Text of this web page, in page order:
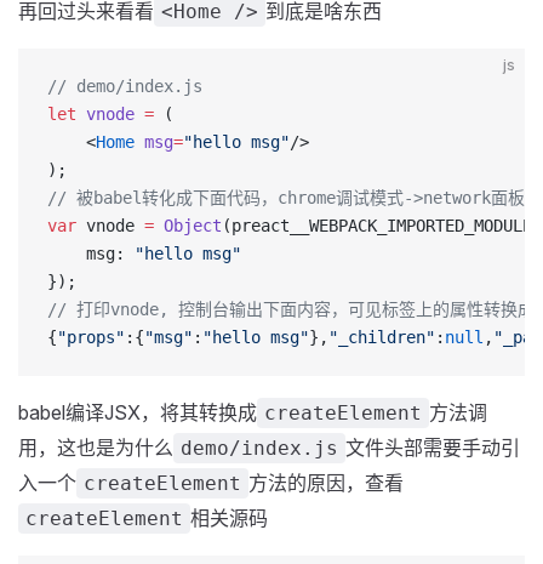
再回过头来看看 <Home /> 到底是啥东西
js
// demo/index.js
let vnode = (
	<
Home msg="hello msg"/>
);
// 被babel转化成下面代码，chrome调试模式->network面板
var vnode = Object
    msg:
"hello msg"
});
// 打印vnode, 控制台输出下面内容，可见标签上的属性转换成
{"props" :{"msg" : "hello msg"}, "_children" : null ,
babel编译JSX，将其转换成 createElement 方法调
用，这也是为什么 demo/index.js 文件头部需要手动引
入一个 createElement 方法的原因，查看
createElement 相关源码